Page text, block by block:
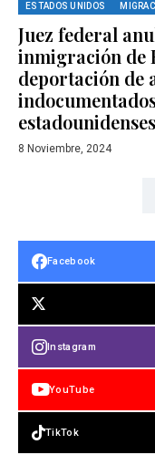
ESTADOS UNIDOS
Juez federal
inmigración de
deportación de
estadounidenses
8 Noviembre, 2024
Facebook
Instagram
YouTube
TikTok